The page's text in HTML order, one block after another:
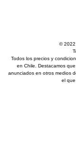
© 2022
Todos los precios y
en Chile. Destacamos
anunciados en otros medios
el